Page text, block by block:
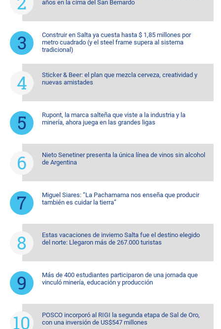
años en la cima del San Bernardo
Construir en Salta ya cuesta hasta $ 1,85 millones por
metro cuadrado (y el steel frame supera al sistema
tradicional)
Sticker & Beer: el plan que mezcla cerveza, creatividad y
nuevas amistades
Rupont, la marca salteña que viste a la industria y la
minería, ahora juega en las grandes ligas
Nieto Senetiner presenta la única línea de vinos sin alcohol
de Argentina
Miguel Siares: “La Pachamama nos enseña que producir
también es cuidar la tierra”
Estas vacaciones de invierno Salta fue el destino elegido
del norte: Llegaron más de 267.000 turistas
Más de 400 estudiantes participaron de una jornada que
vinculó minería, educación y producción
POSCO incorporó al RIGI la segunda etapa de Sal de Oro,
con una inversión de US$547 millones